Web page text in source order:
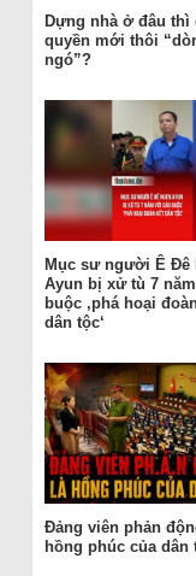
Dựng nhà ở đâu thì
quyền mới thôi
ngó”?
Mục sư người Ê Đê
Ayun bị xử tù 7
buộc ‚phá hoại
dân tộc‘
Đảng viên phản
hồng phúc của dân